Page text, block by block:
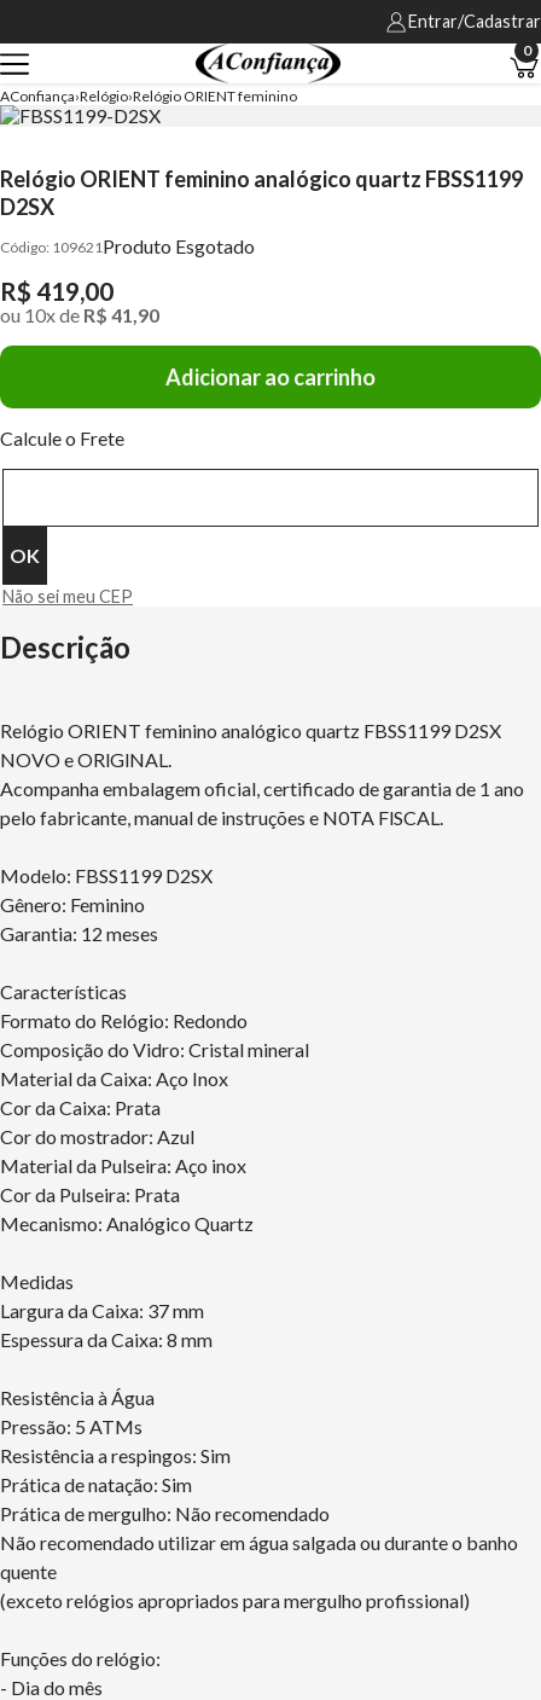
Entrar/Cadastrar
0
AConfiança Relógio Relógio ORIENT feminino
Relógio ORIENT feminino analógico quartz FBSS1199
D2SX
109621 Produto Esgotado
R$ 419,00
ou 10xde R$ 41,90
Adicionar ao carrinho
Calcule o Frete
Não sei meu CEP
Descrição
Relógio ORIENT feminino analógico quartz FBSS1199 D2SX
NOVO e ORlGlNAL.
Acompanha embalagem oficial, certificado de garantia de 1 ano
pelo fabricante, manual de instruções e N0TA FlSCAL.
Modelo: FBSS1199 D2SX
Gênero: Feminino
Garantia: 12 meses
Características
Formato do Relógio: Redondo
Composição do Vidro: Cristal mineral
Material da Caixa: Aço Inox
Cor da Caixa: Prata
Cor do mostrador: Azul
Material da Pulseira: Aço inox
Cor da Pulseira: Prata
Mecanismo: Analógico Quartz
Medidas
Largura da Caixa: 37 mm
Espessura da Caixa: 8 mm
Resistência à Água
Pressão: 5 ATMs
Resistência a respingos: Sim
Prática de natação: Sim
Prática de mergulho: Não recomendado
Não recomendado utilizar em água salgada ou durante o banho
quente
(exceto relógios apropriados para mergulho profissional)
Funções do relógio:
- Dia do mês